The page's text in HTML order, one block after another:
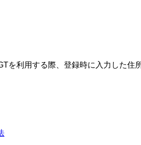
を利用する際、登録時に入力した